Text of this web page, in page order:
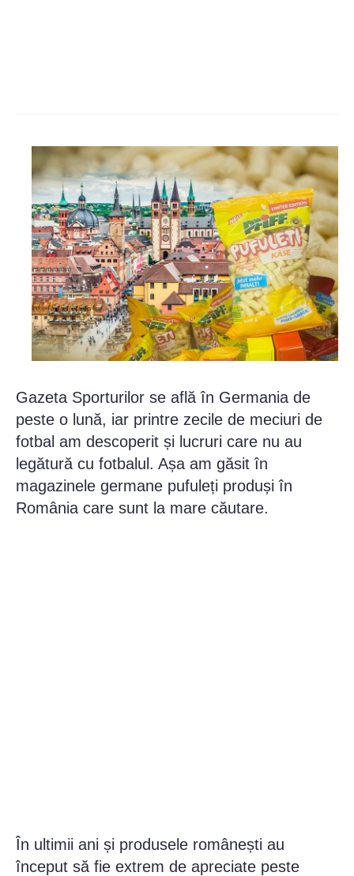
Gazeta Sporturilor se află în Germania de
peste o lună, iar printre zecile de meciuri de
fotbal am descoperit și lucruri care nu au
legătură cu fotbalul. Așa am găsit în
magazinele germane pufuleți produși în
România care sunt la mare căutare.
În ultimii ani și produsele românești au
început să fie extrem de apreciate peste